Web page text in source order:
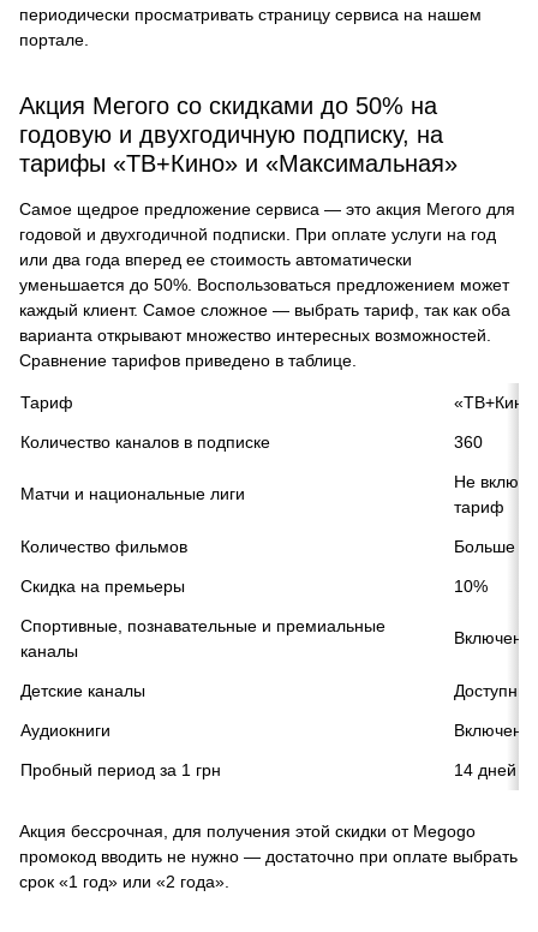
периодически просматривать страницу сервиса на нашем
портале.
Акция Мегого со скидками до 50% на
годовую и двухгодичную подписку, на
тарифы «ТВ+Кино» и «Максимальная»
Самое щедрое предложение сервиса — это акция Мегого для
годовой и двухгодичной подписки. При оплате услуги на год
или два года вперед ее стоимость автоматически
уменьшается до 50%. Воспользоваться предложением может
каждый клиент. Самое сложное — выбрать тариф, так как оба
варианта открывают множество интересных возможностей.
Сравнение тарифов приведено в таблице.
Тариф
Количество каналов в подписке 360
Матчи и национальные лиги
Не
тариф
Количество фильмов Больше
Скидка на премьеры 10%
Спортивные, познавательные и премиальные
каналы
Включены
Детские каналы Доступны
Аудиокниги Включены
Пробный период за 1 грн 14 дней
Акция бессрочная, для получения этой скидки от Megogo
промокод вводить не нужно — достаточно при оплате выбрать
срок «1 год» или «2 года».